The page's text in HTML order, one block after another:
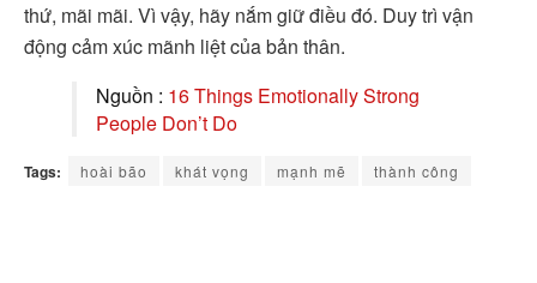
thứ, mãi mãi. Vì vậy, hãy nắm giữ điều đó. Duy trì vận
động cảm xúc mãnh liệt của bản thân.
Nguồn : 16 Things Emotionally Strong
People Don’t Do
Tags: hoài bão khát vọng mạnh mẽ thành công